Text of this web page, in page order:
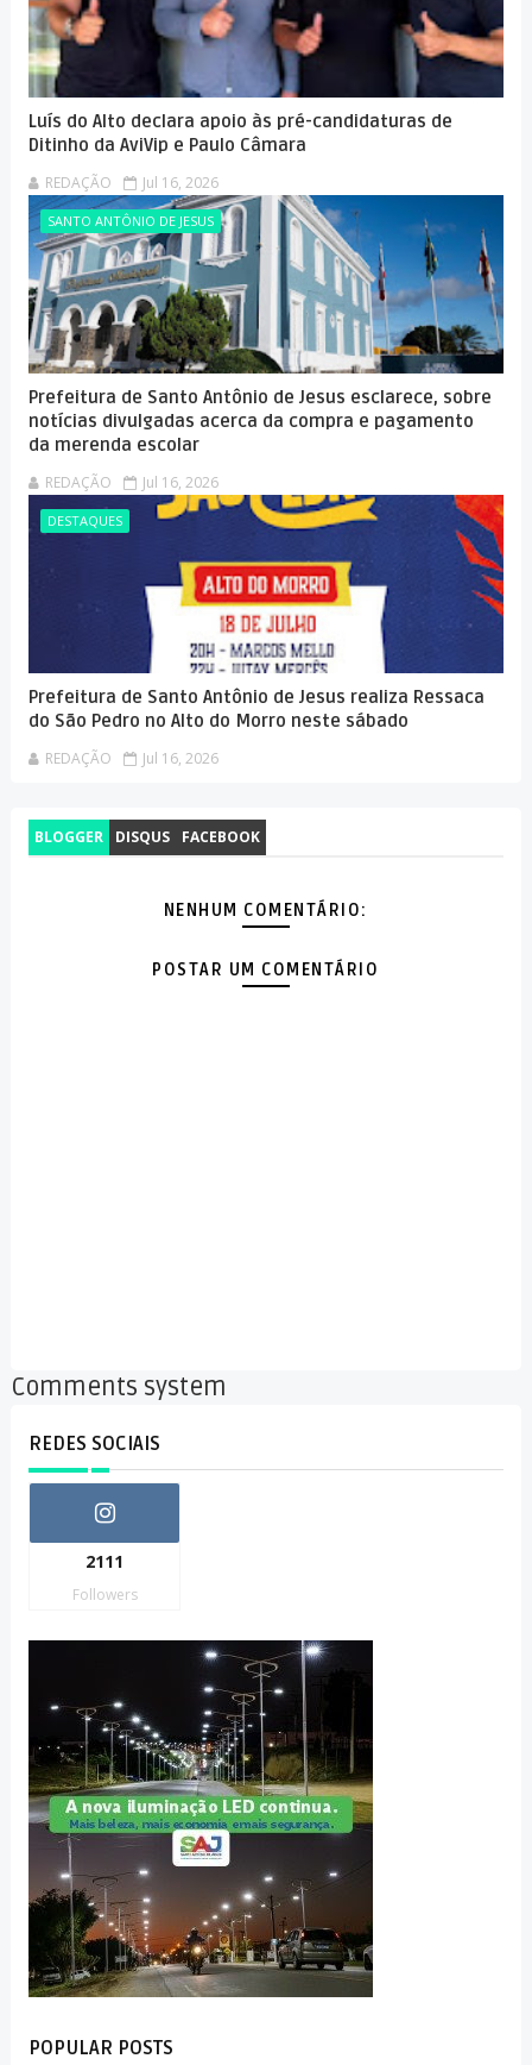
Luís do Alto declara apoio às pré-candidaturas de
Ditinho da AviVip e Paulo Câmara
REDAÇÃO Jul 16, 2026
SANTO ANTÔNIO DE JESUS
Prefeitura de Santo Antônio de Jesus esclarece, sobre
notícias divulgadas acerca da compra e pagamento
da merenda escolar
REDAÇÃO Jul 16, 2026
DESTAQUES
Prefeitura de Santo Antônio de Jesus realiza Ressaca
do São Pedro no Alto do Morro neste sábado
REDAÇÃO Jul 16, 2026
BLOGGER DISQUS FACEBOOK
NENHUM COMENTÁRIO:
POSTAR UM COMENTÁRIO
Comments system
REDES SOCIAIS
2111
Followers
POPULAR POSTS